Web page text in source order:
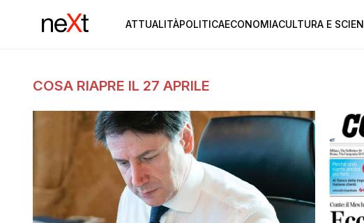
ATTUALITÀPOLITICAECONOMIACULTURA E
COSA RIAPRE IL 27 APRILE